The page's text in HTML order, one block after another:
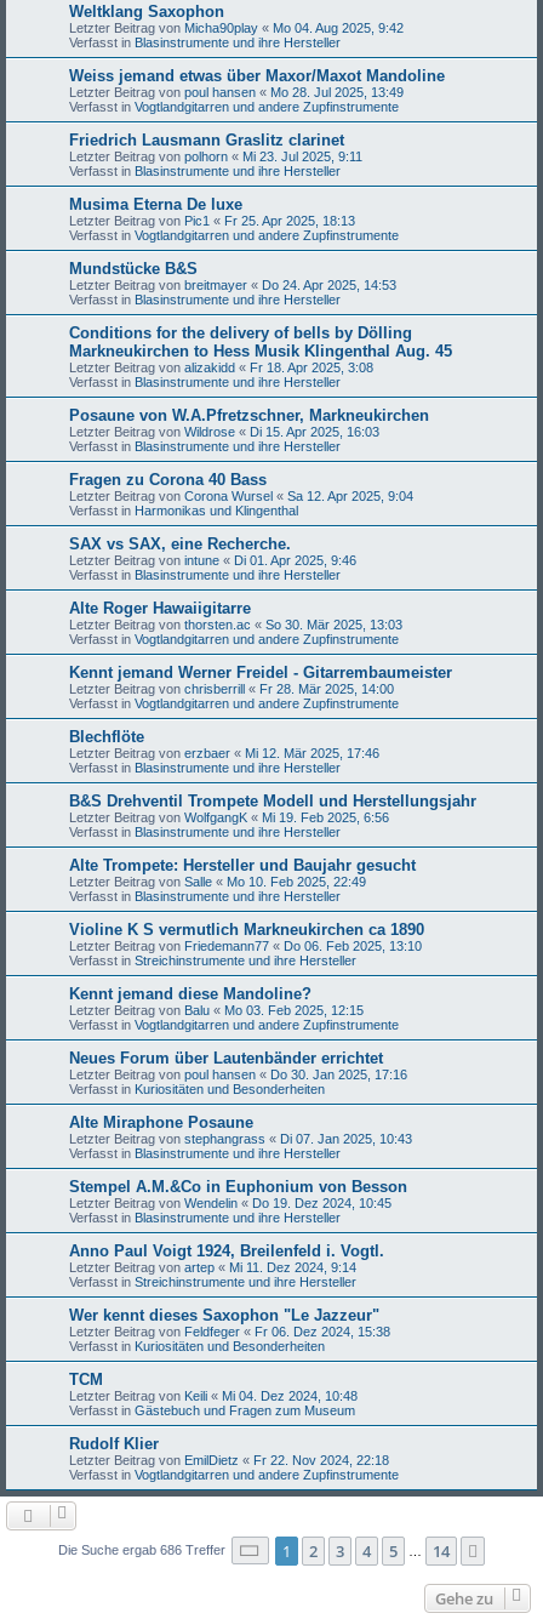
Weltklang Saxophon
Letzter Beitrag von Micha90play « Mo 04. Aug 2025, 9:42
Verfasst in Blasinstrumente und ihre Hersteller
Weiss jemand etwas über Maxor/Maxot Mandoline
Letzter Beitrag von poul hansen « Mo 28. Jul 2025, 13:49
Verfasst in Vogtlandgitarren und andere Zupfinstrumente
Friedrich Lausmann Graslitz clarinet
Letzter Beitrag von polhorn « Mi 23. Jul 2025, 9:11
Verfasst in Blasinstrumente und ihre Hersteller
Musima Eterna De luxe
Letzter Beitrag von Pic1 « Fr 25. Apr 2025, 18:13
Verfasst in Vogtlandgitarren und andere Zupfinstrumente
Mundstücke B&S
Letzter Beitrag von breitmayer « Do 24. Apr 2025, 14:53
Verfasst in Blasinstrumente und ihre Hersteller
Conditions for the delivery of bells by Dölling
Markneukirchen to Hess Musik Klingenthal Aug. 45
Letzter Beitrag von alizakidd « Fr 18. Apr 2025, 3:08
Verfasst in Blasinstrumente und ihre Hersteller
Posaune von W.A.Pfretzschner, Markneukirchen
Letzter Beitrag von Wildrose « Di 15. Apr 2025, 16:03
Verfasst in Blasinstrumente und ihre Hersteller
Fragen zu Corona 40 Bass
Letzter Beitrag von Corona Wursel « Sa 12. Apr 2025, 9:04
Verfasst in Harmonikas und Klingenthal
SAX vs SAX, eine Recherche.
Letzter Beitrag von intune « Di 01. Apr 2025, 9:46
Verfasst in Blasinstrumente und ihre Hersteller
Alte Roger Hawaiigitarre
Letzter Beitrag von thorsten.ac « So 30. Mär 2025, 13:03
Verfasst in Vogtlandgitarren und andere Zupfinstrumente
Kennt jemand Werner Freidel - Gitarrembaumeister
Letzter Beitrag von chrisberrill « Fr 28. Mär 2025, 14:00
Verfasst in Vogtlandgitarren und andere Zupfinstrumente
Blechflöte
Letzter Beitrag von erzbaer « Mi 12. Mär 2025, 17:46
Verfasst in Blasinstrumente und ihre Hersteller
B&S Drehventil Trompete Modell und Herstellungsjahr
Letzter Beitrag von WolfgangK « Mi 19. Feb 2025, 6:56
Verfasst in Blasinstrumente und ihre Hersteller
Alte Trompete: Hersteller und Baujahr gesucht
Letzter Beitrag von Salle « Mo 10. Feb 2025, 22:49
Verfasst in Blasinstrumente und ihre Hersteller
Violine K S vermutlich Markneukirchen ca 1890
Letzter Beitrag von Friedemann77 « Do 06. Feb 2025, 13:10
Verfasst in Streichinstrumente und ihre Hersteller
Kennt jemand diese Mandoline?
Letzter Beitrag von Balu « Mo 03. Feb 2025, 12:15
Verfasst in Vogtlandgitarren und andere Zupfinstrumente
Neues Forum über Lautenbänder errichtet
Letzter Beitrag von poul hansen « Do 30. Jan 2025, 17:16
Verfasst in Kuriositäten und Besonderheiten
Alte Miraphone Posaune
Letzter Beitrag von stephangrass « Di 07. Jan 2025, 10:43
Verfasst in Blasinstrumente und ihre Hersteller
Stempel A.M.&Co in Euphonium von Besson
Letzter Beitrag von Wendelin « Do 19. Dez 2024, 10:45
Verfasst in Blasinstrumente und ihre Hersteller
Anno Paul Voigt 1924, Breilenfeld i. Vogtl.
Letzter Beitrag von artep « Mi 11. Dez 2024, 9:14
Verfasst in Streichinstrumente und ihre Hersteller
Wer kennt dieses Saxophon "Le Jazzeur"
Letzter Beitrag von Feldfeger « Fr 06. Dez 2024, 15:38
Verfasst in Kuriositäten und Besonderheiten
TCM
Letzter Beitrag von Keili « Mi 04. Dez 2024, 10:48
Verfasst in Gästebuch und Fragen zum Museum
Rudolf Klier
Letzter Beitrag von EmilDietz « Fr 22. Nov 2024, 22:18
Verfasst in Vogtlandgitarren und andere Zupfinstrumente
Die Suche ergab 686 Treffer Seite 1von 14
1 2 3 4 5 14
Gehe zu